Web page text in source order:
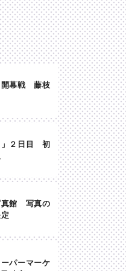
開幕戦 藤枝
」２日目 初
真館 写真の
パーマーケ